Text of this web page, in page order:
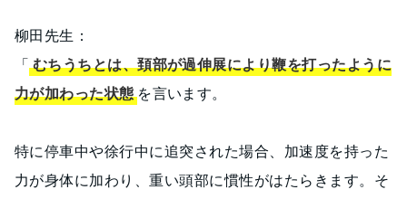
柳田先生：
「むちうちとは、頚部が過伸展により鞭を打ったように
力が加わった状態 を言います。
特に停車中や徐行中に追突された場合、加速度を持った
力が身体に加わり、重い頭部に慣性がはたらきます。そ